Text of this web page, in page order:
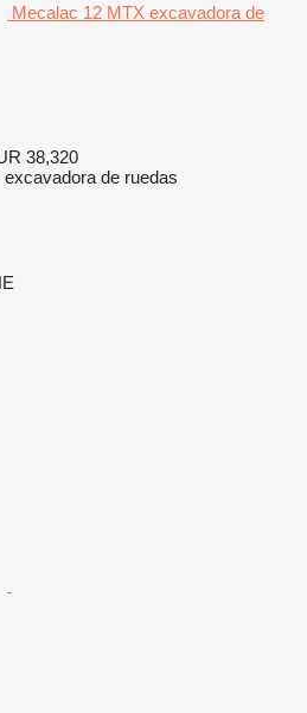
Mecalac 12 MTX excavadora de
38,320
de ruedas